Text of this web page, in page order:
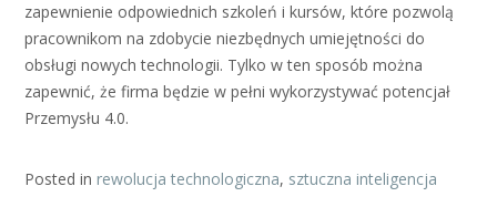
zapewnienie odpowiednich szkoleń i kursów, które pozwolą
pracownikom na zdobycie niezbędnych umiejętności do
obsługi nowych technologii. Tylko w ten sposób można
zapewnić, że firma będzie w pełni wykorzystywać potencjał
Przemysłu 4.0.
Posted in rewolucja technologiczna, sztuczna inteligencja